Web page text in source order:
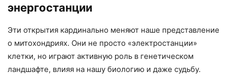
энергостанции
Эти открытия кардинально меняют наше представление
о митохондриях. Они не просто «электростанции»
клетки, но играют активную роль в генетическом
ландшафте, влияя на нашу биологию и даже судьбу.